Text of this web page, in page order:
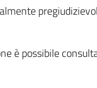
è possibile